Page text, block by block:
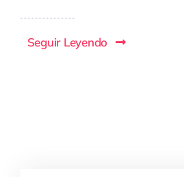
Seguir Leyendo